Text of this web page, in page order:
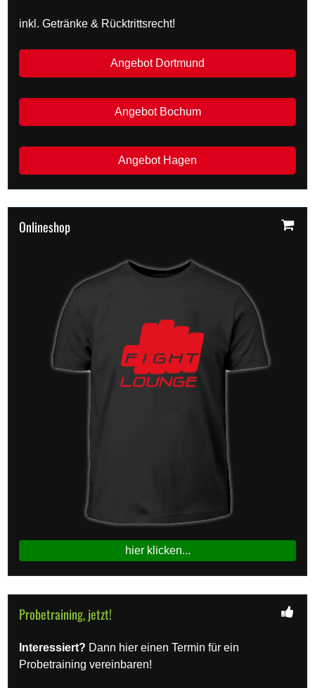
inkl. Getränke & Rücktrittsrecht!
Angebot Dortmund
Angebot Bochum
Angebot Hagen
Onlineshop
hier klicken...
Probetraining, jetzt!
Interessiert? Dann hier einen Termin für ein
Probetraining vereinbaren!